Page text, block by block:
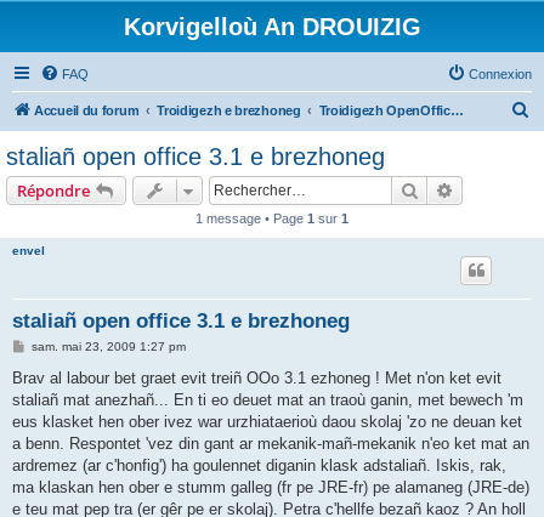
Korvigelloù An DROUIZIG
FAQ Connexion
Accueil du forum Troidigezh e brezhoneg Troidigezh OpenOffice.org e brezhoneg (1.1.x, 2.x ha 3.x)
staliañ open office 3.1 e brezhoneg
Répondre Rechercher
1 message • Page 1 sur 1
envel
staliañ open office 3.1 e brezhoneg
M
s
a
g
sam. mai 23, 2009 1:27 pm
Brav al labour bet graet evit treiñ OOo 3.1 ezhoneg ! Met n'on ket evit
staliañ mat anezhañ... En ti eo deuet mat an traoù ganin, met bewech 'm
eus klasket hen ober ivez war urzhiataerioù daou skolaj 'zo ne deuan ket
a benn. Respontet 'vez din gant ar mekanik-mañ-mekanik n'eo ket mat an
ardremez (ar c'honfig') ha goulennet diganin klask adstaliañ. Iskis, rak,
ma klaskan hen ober e stumm galleg (fr pe JRE-fr) pe alamaneg (JRE-de)
e teu mat pep tra (er gêr pe er skolaj). Petra c'hellfe bezañ kaoz ? An holl